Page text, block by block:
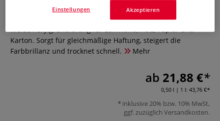
0 Bewertungen
Weiße Acrylgrundierung für Leinwand, Holz, Papier und
Karton. Sorgt für gleichmäßige Haftung, steigert die
Farbbrillanz und trocknet schnell.
Mehr
ab 21,88 €
0,50 l | 1 l: 43,76 €
inklusive 20% bzw. 10% MwSt,
ggf. zuzüglich Versandkosten.
Akzeptieren
Einstellungen